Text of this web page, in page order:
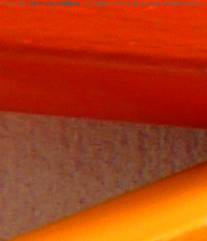
© 2026 Les P'tits Colibris. All Rights Reserved. | Catch Responsive de